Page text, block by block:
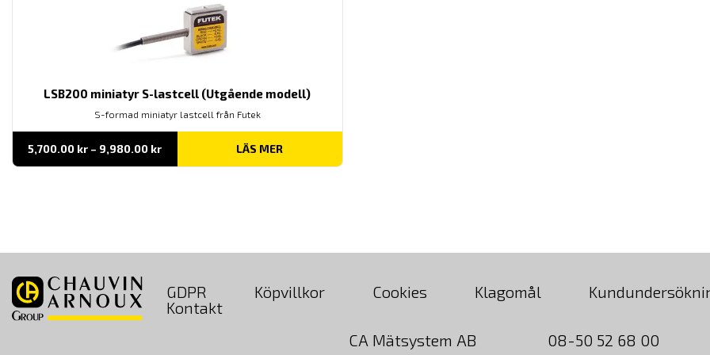
LSB200 miniatyr S-lastcell (Utgående modell)
S-formad miniatyr lastcell från Futek
5,700.00 kr – 9,980.00 krPrisintervall:
till
LÄS MER
GDPR Köpvillkor Cookies Klagomål
Kontakt
CA Mätsystem AB
08-50 52 68 00